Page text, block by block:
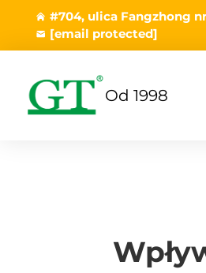
#704, ulica Fangzhong
[email protected]
Od 1998